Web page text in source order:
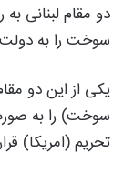
دو مقام لبنانی
سوخت را به
یکی از این دو
سوخت) را به
تحریم (امریکا)